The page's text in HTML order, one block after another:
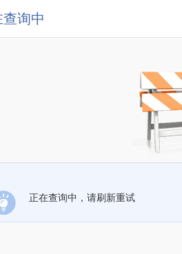
查询中
正在查询中，请刷新重试